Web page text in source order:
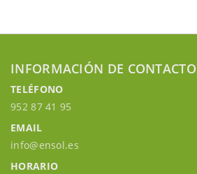
INFORMACIÓN DE CONTACTO
TELÉFONO
952 87 41 95
EMAIL
info@ensol.es
HORARIO